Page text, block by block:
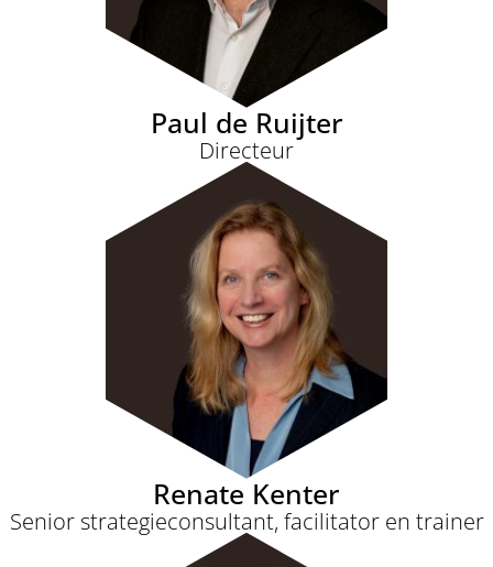
Paul de Ruijter
Directeur
Renate Kenter
Senior strategieconsultant, facilitator en trainer